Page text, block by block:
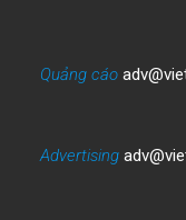
Quảng cáo
Advertising